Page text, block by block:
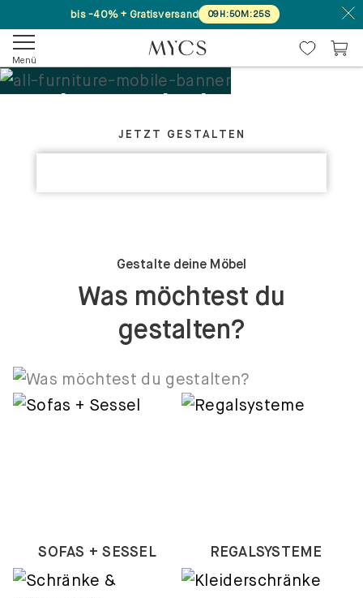
bis -40% + Gratisversand 09H:50M:25S
Menü
Deine Möbel. Dein
Design.JETZT GESTALTEN
Gestalte deine Möbel
Was möchtest du
gestalten?
SOFAS + SESSEL REGALSYSTEME